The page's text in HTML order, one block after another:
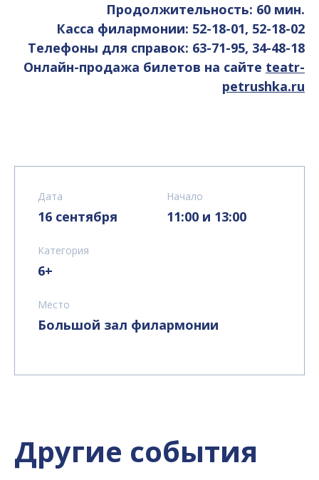
Продолжительность: 60 мин.
Касса филармонии: 52-18-01, 52-18-02
Телефоны для справок: 63-71-95, 34-48-18
Онлайн-продажа билетов на сайте teatr-
petrushka.ru
Дата
16 сентября
Начало
11:00 и 13:00
Категория
6+
Место
Большой зал филармонии
Другие события